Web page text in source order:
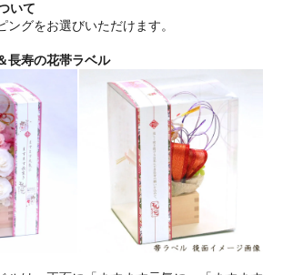
いて
ングをお選びいただけます。
長寿の花帯ラベル